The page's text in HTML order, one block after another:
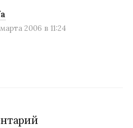
2006 в 11:24